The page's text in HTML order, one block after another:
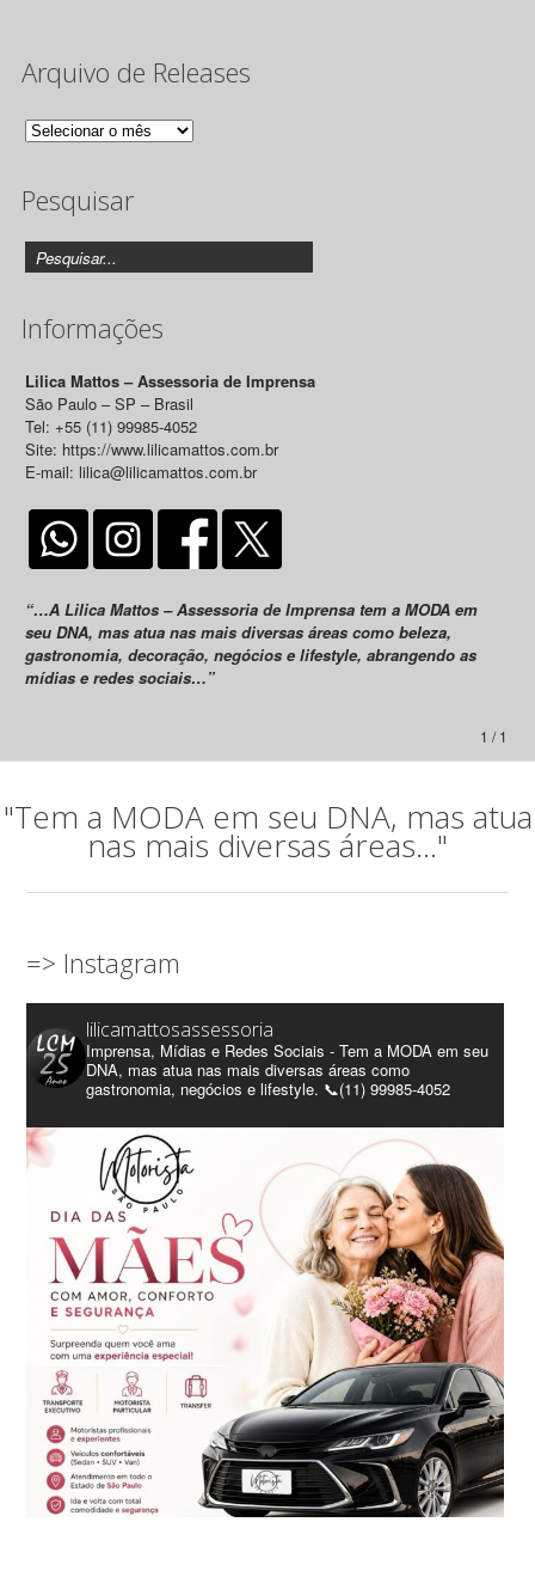
Arquivo de Releases
Arquivo
Releases
Pesquisar
Informações
Lilica Mattos – Assessoria de Imprensa
São Paulo – SP – Brasil
Tel: +55 (11) 99985-4052
Site: https://www.lilicamattos.com.br
E-mail: lilica@lilicamattos.com.br
“…A Lilica Mattos – Assessoria de Imprensa tem a MODA em
seu DNA, mas atua nas mais diversas áreas como beleza,
gastronomia, decoração, negócios e lifestyle, abrangendo as
mídias e redes sociais…”
1 / 1
"Tem a MODA em seu DNA, mas atua
nas mais diversas áreas..."
=> Instagram
lilicamattosassessoria
Imprensa, Mídias e Redes Sociais - Tem a MODA em seu
DNA, mas atua nas mais diversas áreas como
gastronomia, negócios e lifestyle. 📞(11) 99985-4052